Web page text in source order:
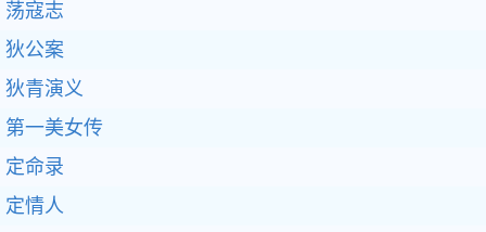
荡寇志
狄公案
狄青演义
第一美女传
定命录
定情人